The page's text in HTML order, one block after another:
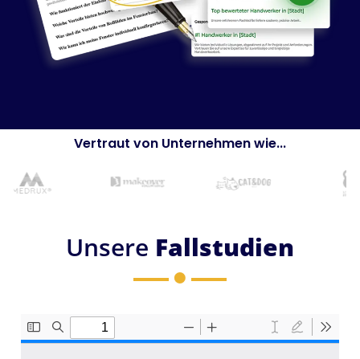
Vertraut von Unternehmen wie...
Unsere Fallstudien